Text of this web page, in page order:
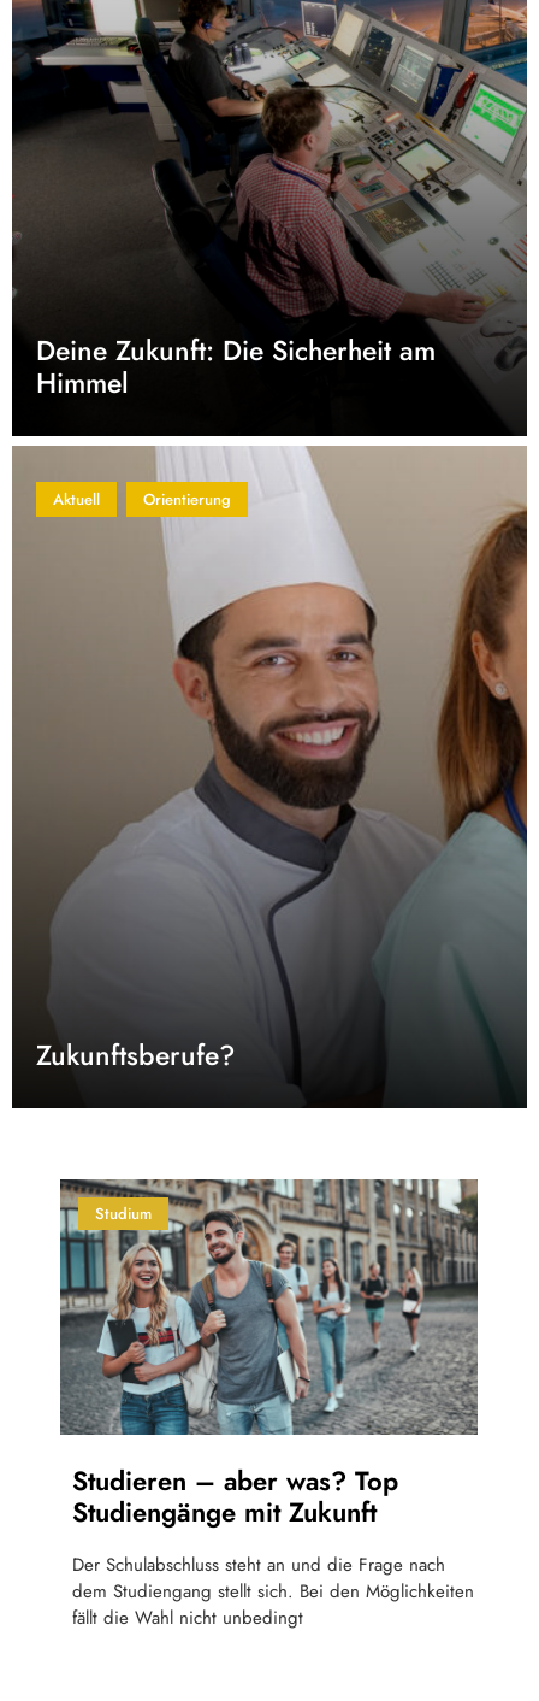
Deine Zukunft: Die Sicherheit am
Himmel
Aktuell Orientierung
Zukunftsberufe?
Studium
Studieren – aber was? Top
Studiengänge mit Zukunft
Der Schulabschluss steht an und die Frage nach
dem Studiengang stellt sich. Bei den Möglichkeiten
fällt die Wahl nicht unbedingt